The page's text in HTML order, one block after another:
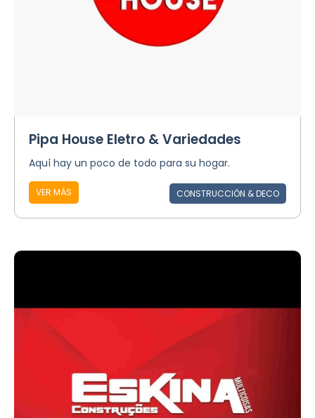
Pipa House Eletro & Variedades
Aquí hay un poco de todo para su hogar.
VER MÁS CONSTRUCCIÓN & DECO